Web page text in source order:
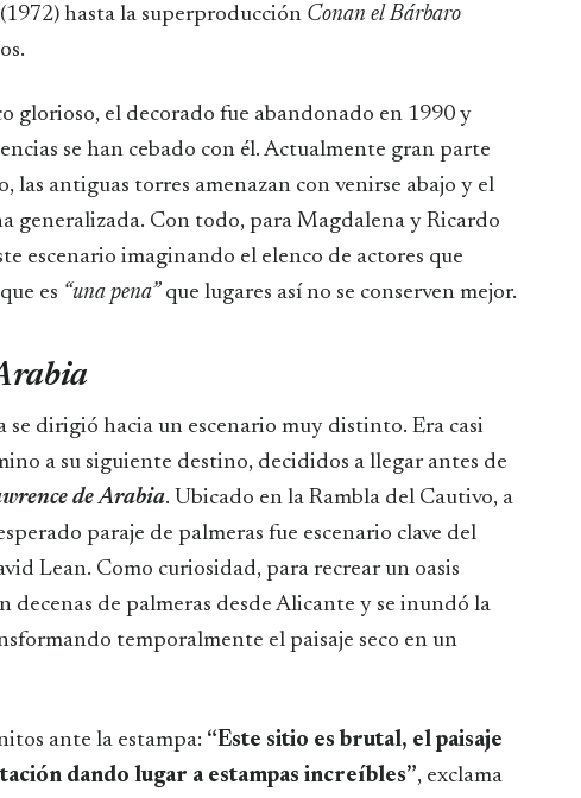
hasta la superproducción Conan el Bárbaro
glorioso, el decorado fue abandonado en 1990 y
se han cebado con él. Actualmente gran parte
las antiguas torres amenazan con venirse abajo y el
generalizada. Con todo, para Magdalena y Ricardo
escenario imaginando el elenco de actores que
es “una pena”que lugares así no se conserven mejor.
se dirigió hacia un escenario muy distinto. Era casi
a su siguiente destino, decididos a llegar antes de
de Arabia. Ubicado en la Rambla del Cautivo, a
paraje de palmeras fue escenario clave del
Lean. Como curiosidad, para recrear un oasis
decenas de palmeras desde Alicante y se inundó la
temporalmente el paisaje seco en un
ante la estampa: “Este sitio es brutal, el paisaje
dando lugar a estampas increíbles”, exclama